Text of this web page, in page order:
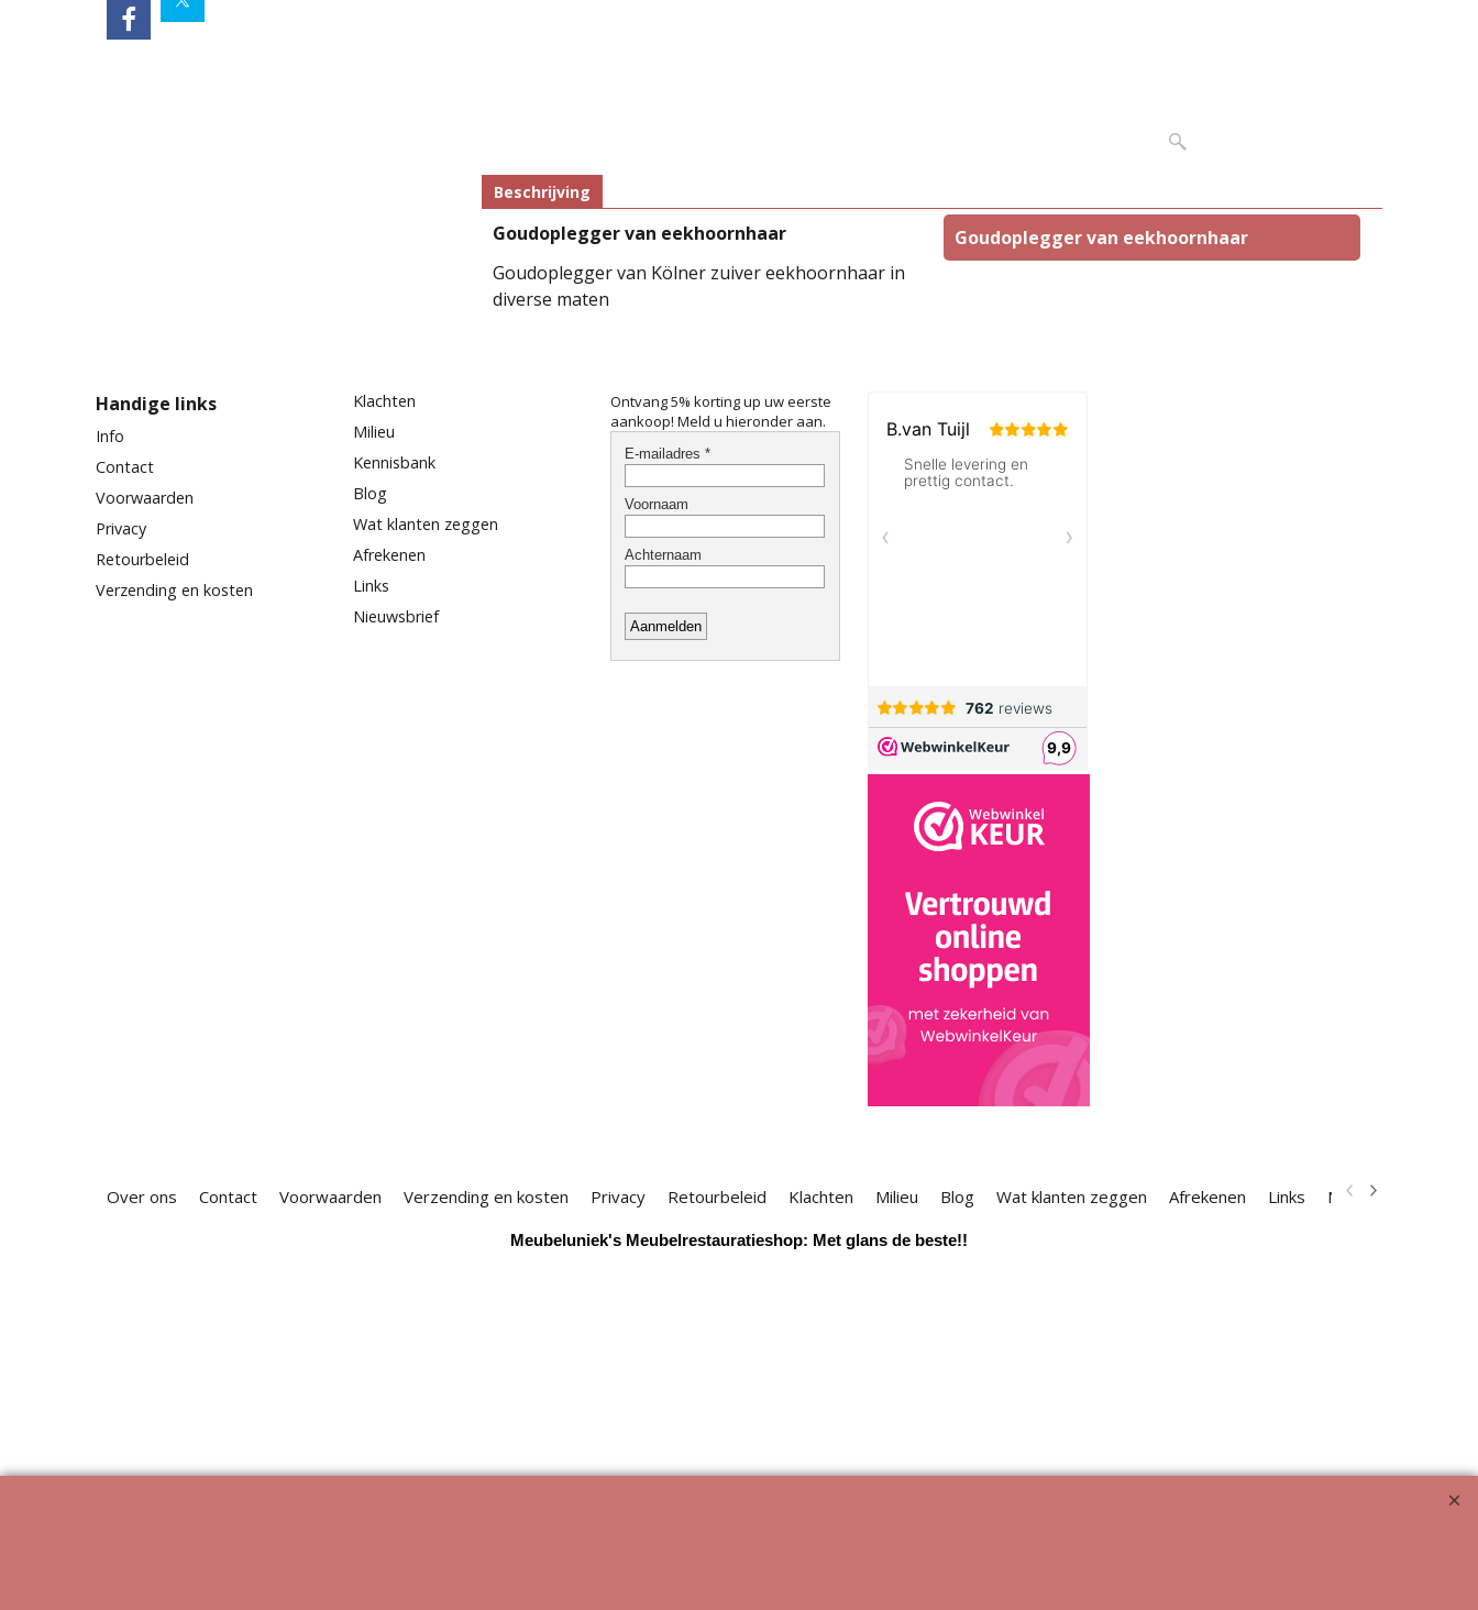
Beschrijving
Goudoplegger van eekhoornhaar
Goudoplegger van eekhoornhaar
Goudoplegger van Kölner zuiver eekhoornhaar in
diverse maten
Handige links
Info
Contact
Voorwaarden
Privacy
Retourbeleid
Verzending en kosten
Klachten
Milieu
Kennisbank
Blog
Wat klanten zeggen
Afrekenen
Links
Nieuwsbrief
Ontvang 5% korting up uw eerste
aankoop! Meld u hieronder aan.
Over ons Contact Voorwaarden Verzending en kosten Privacy Retourbeleid Klachten Milieu Blog Wat klanten zeggen Afrekenen Links Nieuwsbrief
Meubeluniek's Meubelrestauratieshop: Met glans de beste!!